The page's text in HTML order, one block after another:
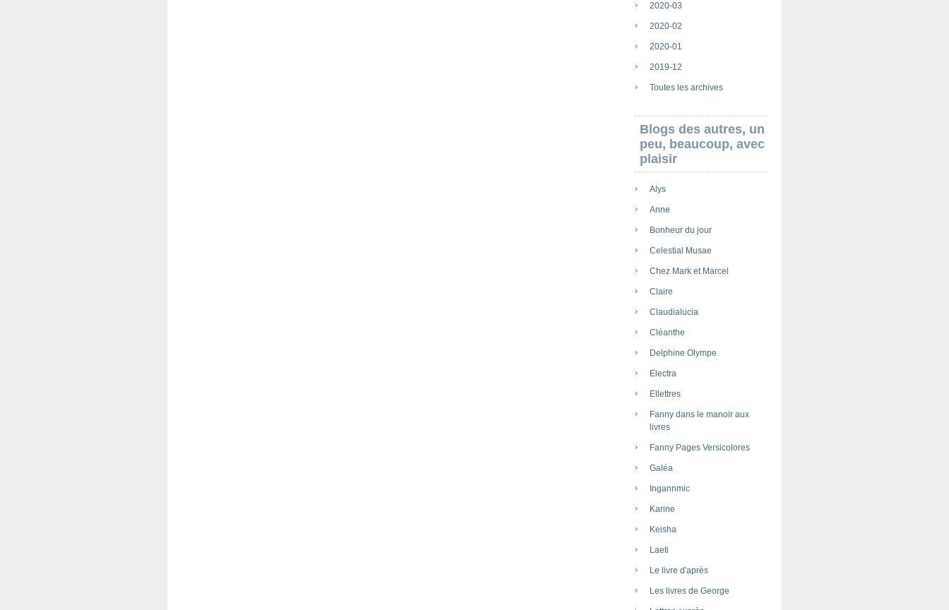
2020-03
2020-02
2020-01
2019-12
Toutes les archives
Blogs des autres, un
peu, beaucoup, avec
plaisir
Alys
Anne
Bonheur du jour
Celestial Musae
Chez Mark et Marcel
Claire
Claudialucia
Cléanthe
Delphine Olympe
Electra
Ellettres
Fanny dans le manoir aux
livres
Fanny Pages Versicolores
Galéa
Ingannmic
Karine
Keisha
Laeti
Le livre d'après
Les livres de George